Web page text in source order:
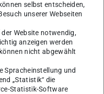
Forschung, als
aller Welt, und
Gestaltung der großen
Brühl bedankte sich im
herzlich bei allen
Einsatz an
selbst entscheiden,
unserer Webseiten
Website notwendig,
anzeigen werden
nicht abgewählt
Spracheinstellung und
„Statistik“ die
Statistik-Software